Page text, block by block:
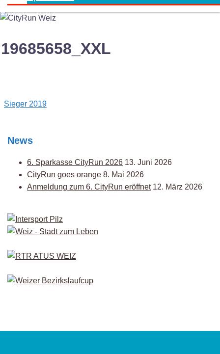
19685658_XXL
Post
Sieger 2019
News
6. Sparkasse CityRun 2026 13. Juni 2026
CityRun goes orange 8. Mai 2026
Anmeldung zum 6. CityRun eröffnet 12. März 2026